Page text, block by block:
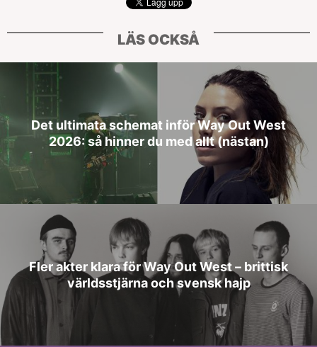
LÄS OCKSÅ
Det ultimata schemat inför Way Out West
2026: så hinner du med allt (nästan)
Fler akter klara för Way Out West – brittisk
världsstjärna och svensk hajp